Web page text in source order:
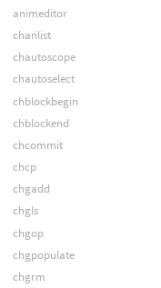
animeditor
chanlist
chautoscope
chautoselect
chblockbegin
chblockend
chcommit
chcp
chgadd
chgls
chgop
chgpopulate
chgrm